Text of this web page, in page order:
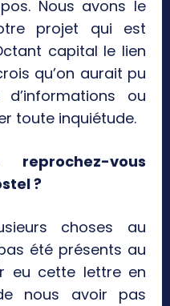
Nous avons le
projet qui est
capital le lien
qu’on aurait pu
ou
toute inquiétude.
vous
?
choses au
été présents au
eu cette lettre en
nous avoir pas